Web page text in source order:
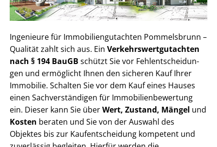
Ingenieure für Im­mo­bi­li­en­gut­ach­ten Pommelsbrunn –
Qualität zahlt sich aus. Ein Ver­kehrs­wert­gut­ach­ten
nach § 194 BauGB schützt Sie vor Fehl­ent­schei­dun­
gen und ermöglicht Ihnen den sicheren Kauf Ihrer
Immobilie. Schalten Sie vor dem Kauf eines Hauses
einen Sach­ver­stän­di­gen für Im­mo­bi­li­en­be­wer­tung
ein. Dieser kann Sie überWert, Zustand, Mängel und
Kosten beraten und Sie von der Auswahl des
Objektes bis zur Kauf­ent­schei­dung kompetent und